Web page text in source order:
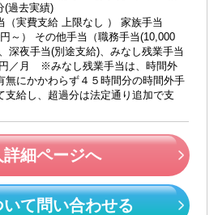
(過去実績)
（実費支給 上限なし ） 家族手当
円～） その他手当（職務手当(10,000
深夜手当(別途支給)、みなし残業手当
／月 ※みなし残業手当は、時間外
無にかかわらず４５時間分の時間外手
支給し、超過分は法定通り追加で支
詳細ページへ
て問い合わせる